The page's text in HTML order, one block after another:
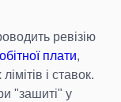
ревізію
плати,
і ставок.
"зашиті" у